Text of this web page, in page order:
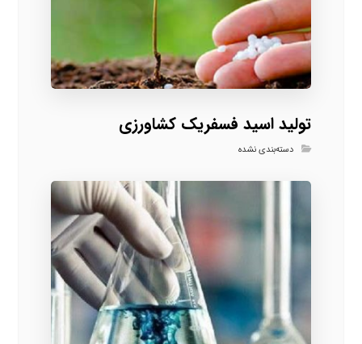
تولید اسید فسفریک کشاورزی
دسته‌بندی نشده